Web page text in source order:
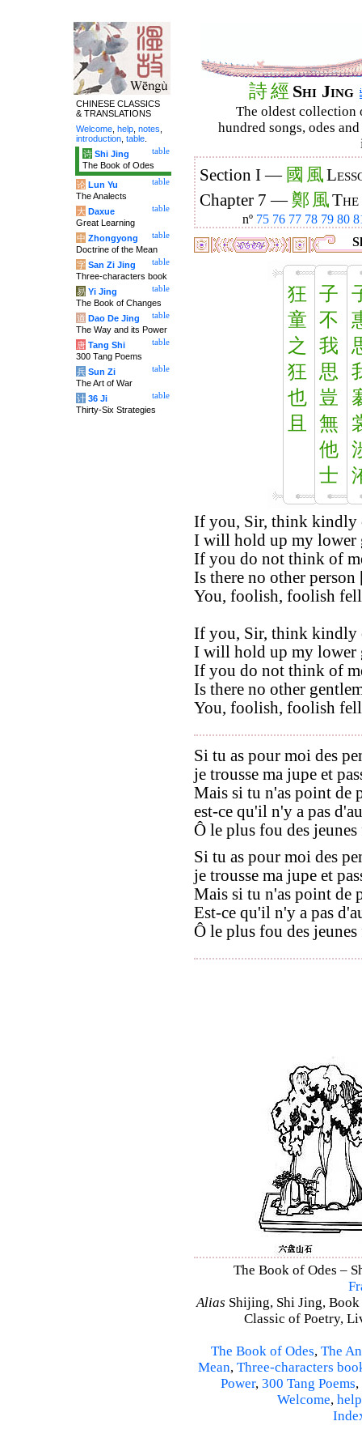
詩經 Shi Jing
The oldest collection
hundred songs, odes
Section I — 國 風
Chapter 7 —鄭 風
nº 75 76 77 78 79 80
狂
童
之
狂
也
且
子
不
我
思
豈
無
他
士
If you, Sir, think kindly
I will hold up my lower
If you do not think of
Is there no other person
You, foolish, foolish
If you, Sir, think kindly
I will hold up my lower
If you do not think of
Is there no other
You, foolish, foolish
Si tu as pour moi des
je trousse ma jupe et
Mais si tu n'as point de
est-ce qu'il n'y a pas
Ô le plus fou des
Si tu as pour moi des
je trousse ma jupe et
Mais si tu n'as point de
Est-ce qu'il n'y a pas
Ô le plus fou des
The Book of Odes –
Alias Shijing, Shi Jing,
Classic of Poetry,
The Book of Odes, The
Mean, Three-characters
Power, 300 Tang Poems,
Welcome, help
CHINESE CLASSICS
& TRANSLATIONS
Welcome help notes
introduction table
table
诗 Shi Jing
The Book of Odes
table
论 Lun Yu
The Analects
table
大 Daxue
Great Learning
table
中 Zhongyong
Doctrine of the Mean
table
字 San Zi Jing
Three-characters book
table
易 Yi Jing
The Book of Changes
table
道 Dao De Jing
The Way and its Power
table
唐 Tang Shi
300 Tang Poems
table
兵 Sun Zi
The Art of War
table
计 36 Ji
Thirty-Six Strategies